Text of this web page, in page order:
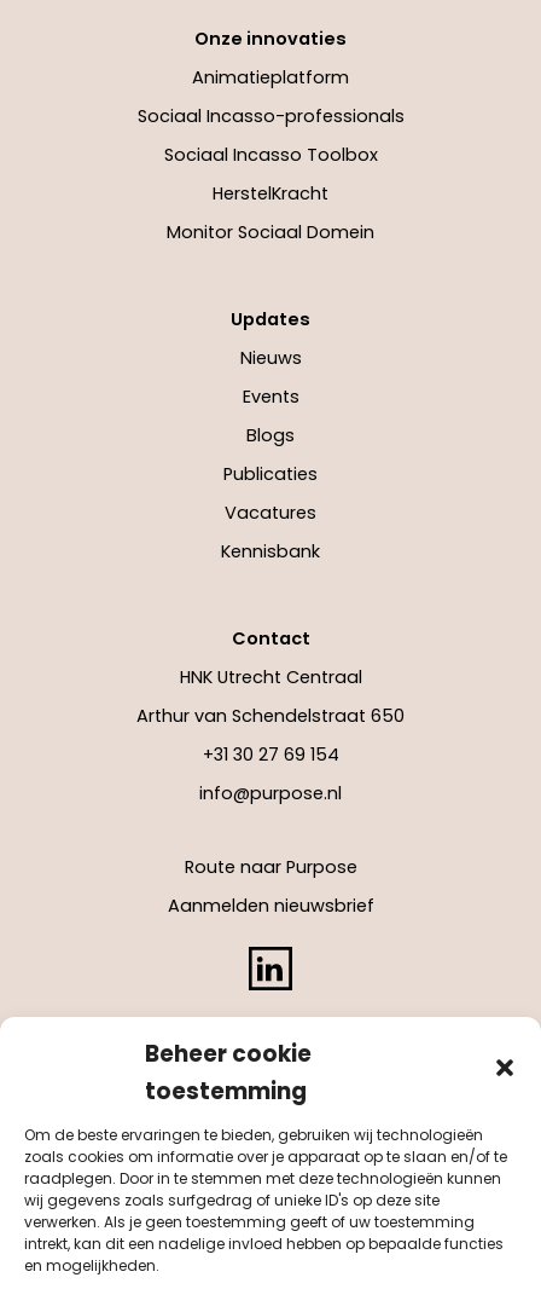
Beheer cookie
toestemming
Om de beste ervaringen te bieden, gebruiken wij technologieën
zoals cookies om informatie over je apparaat op te slaan en/of te
raadplegen. Door in te stemmen met deze technologieën kunnen
wij gegevens zoals surfgedrag of unieke ID's op deze site
verwerken. Als je geen toestemming geeft of uw toestemming
intrekt, kan dit een nadelige invloed hebben op bepaalde functies
en mogelijkheden.
Onze innovaties
Animatieplatform
Sociaal Incasso-professionals
Sociaal Incasso Toolbox
HerstelKracht
Monitor Sociaal Domein
Updates
Nieuws
Events
Blogs
Publicaties
Vacatures
Kennisbank
Contact
HNK Utrecht Centraal
Arthur van Schendelstraat 650
+31 30 27 69 154
info@purpose.nl
Route naar Purpose
Aanmelden nieuwsbrief